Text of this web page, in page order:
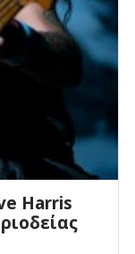
Harris